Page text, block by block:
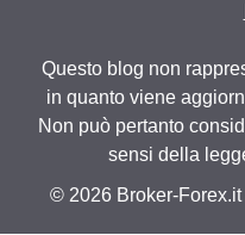
Questo blog non
in quanto viene
Non può pertanto
sensi della
© 2026 Broker-Forex.it